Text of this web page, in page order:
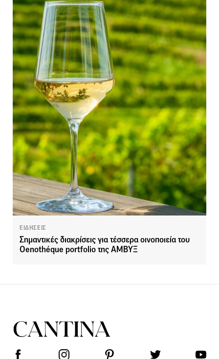
ΕΙΔΗΣΕΙΣ
Σημαντικές διακρίσεις για τέσσερα οινοποιεία του
Oenothéque portfolio της ΑΜΒΥΞ